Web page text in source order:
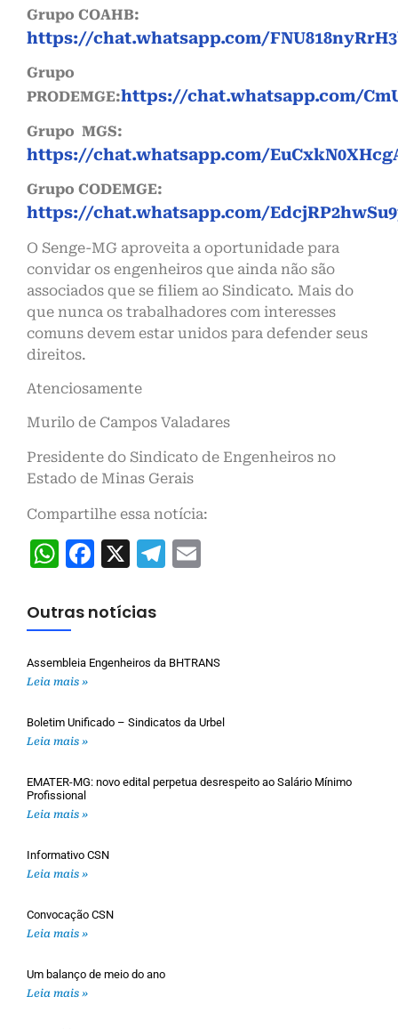
Grupo COAHB:
https://chat.whatsapp.com/
Grupo
PRODEMGE:https://chat.whatsapp.com/
Grupo MGS:
https://chat.whatsapp.com/
Grupo CODEMGE:
https://chat.whatsapp.com/
O Senge-MG aproveita a oportunidade para
convidar os engenheiros que ainda não são
associados que se filiem ao Sindicato. Mais do
que nunca os trabalhadores com interesses
comuns devem estar unidos para defender seus
direitos.
Atenciosamente
Murilo de Campos Valadares
Presidente do Sindicato de Engenheiros no
Estado de Minas Gerais
Compartilhe essa notícia:
WhatsApp
Facebook
X Telegram
Outras notícias
Assembleia Engenheiros da BHTRANS
Leia mais »
Boletim Unificado – Sindicatos da Urbel
Leia mais »
EMATER-MG: novo edital perpetua desrespeito ao Salário Mínimo
Profissional
Leia mais »
Informativo CSN
Leia mais »
Convocação CSN
Leia mais »
Um balanço de meio do ano
Leia mais »